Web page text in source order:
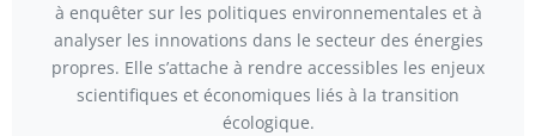
à enquêter sur les politiques environnementales et à
analyser les innovations dans le secteur des énergies
propres. Elle s’attache à rendre accessibles les enjeux
scientifiques et économiques liés à la transition
écologique.